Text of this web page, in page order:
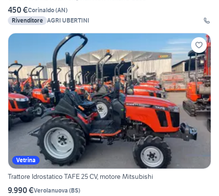
450 €Corinaldo(AN)
Rivenditore AGRI UBERTINI
Vetrina
Trattore Idrostatico TAFE 25 CV, motore Mitsubishi
9.990 €Verolanuova (BS)